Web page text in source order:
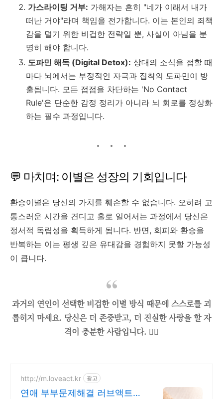
가스라이팅 거부: 가해자는 흔히 "네가 이래서 내가
떠난 거야"라며 책임을 전가합니다. 이는 본인의 죄책
감을 덜기 위한 비겁한 전략일 뿐, 사실이 아님을 분
명히 해야 합니다.
도파민 해독 (Digital Detox): 상대의 소식을 접할 때
마다 뇌에서는 부정적인 자극과 집착의 도파민이 방
출됩니다. 모든 접점을 차단하는 'No Contact
Rule'은 단순한 감정 정리가 아니라 뇌 회로를 정상화
하는 필수 과정입니다.
💬 마치며: 이별은 성장의 기회입니다
환승이별은 당신의 가치를 훼손할 수 없습니다. 오히려 고
통스러운 시간을 견디고 홀로 일어서는 과정에서 당신은
정서적 독립성을 획득하게 됩니다. 반면, 회피와 환승을
반복하는 이는 평생 깊은 유대감을 경험하지 못할 가능성
이 큽니다.
과거의 연인이 선택한 비겁한 이별 방식 때문에 스스로를 괴
롭히지 마세요. 당신은 더 존중받고, 더 진실한 사랑을 할 자
격이 충분한 사람입니다. 🕵️‍♂️
http://m.loveact.kr 광고
연애 부부문제해결 러브액트